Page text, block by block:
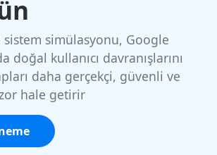
simülasyonu, Google
doğal kullanıcı davranışlarını
daha gerçekçi, güvenli ve
hale getirir